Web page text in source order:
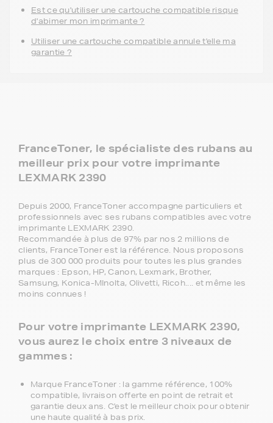
Est ce qu'utiliser une cartouche compatible risque
d'abimer mon imprimante ?
Utiliser une cartouche compatible annule t'elle ma
garantie ?
FranceToner, le spécialiste des rubans au
meilleur prix pour votre imprimante
LEXMARK 2390
Depuis 2000, FranceToner accompagne particuliers et
professionnels avec ses rubans compatibles avec votre
imprimante LEXMARK 2390.
Recommandée à plus de 97% par nos 2 millions de
clients, FranceToner est la référence. Nous proposons
plus de 300 000 produits pour toutes les plus grandes
marques : Epson, HP, Canon, Lexmark, Brother,
Samsung, Konica-MInolta, Olivetti, Ricoh.... et même les
moins connues !
Pour votre imprimante LEXMARK 2390,
vous aurez le choix entre 3 niveaux de
gammes :
Marque FranceToner : la gamme référence, 100%
compatible, livraison offerte en point de retrait et
garantie deux ans. C'est le meilleur choix pour obtenir
une haute qualité à bas prix.